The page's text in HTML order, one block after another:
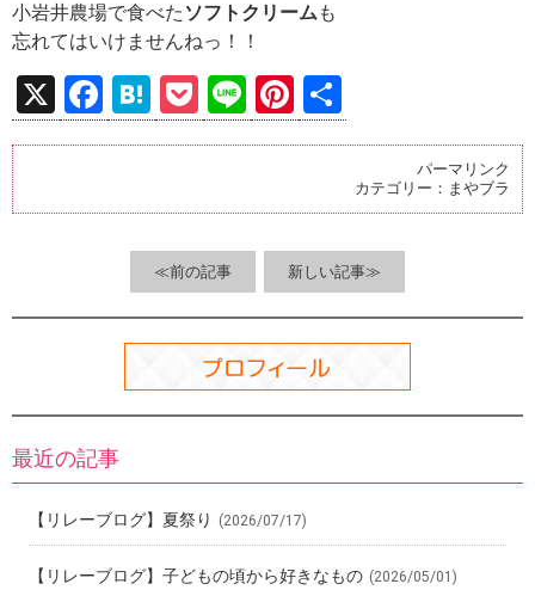
小岩井農場で食べた ソフトクリームも
忘れてはいけませんねっ！！
X
F
a
b
k
H
at
n
a
P
o
et
Li
n
Pi
nt
es
t
有
パーマリンク
カテゴリー： まやブラ
≪前の記事 新しい記事≫
最近の記事
【リレーブログ】夏祭り (2026/07/17)
【リレーブログ】子どもの頃から好きなもの (2026/05/01)